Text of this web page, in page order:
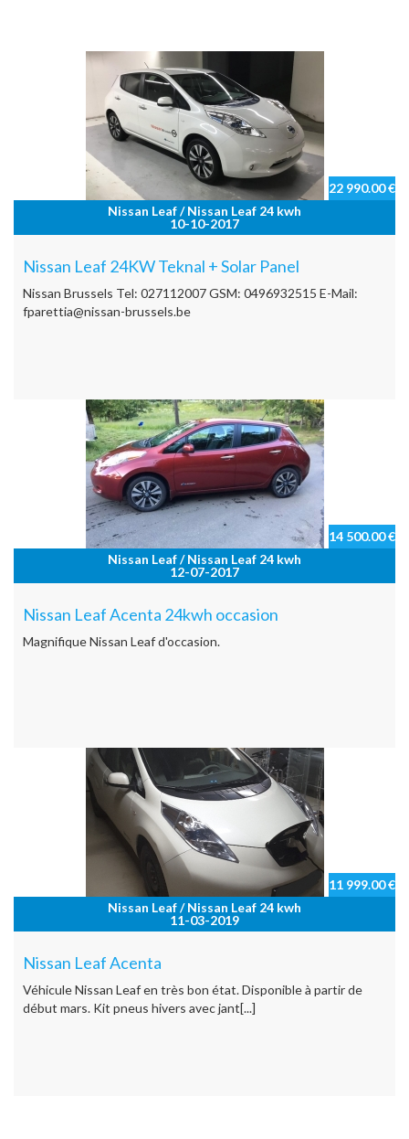
22 990.00 €
Nissan Leaf / Nissan Leaf 24 kwh
10-10-2017
Nissan Leaf 24KW Teknal + Solar Panel
Nissan Brussels Tel: 027112007 GSM: 0496932515 E-Mail:
fparettia@nissan-brussels.be
14 500.00 €
Nissan Leaf / Nissan Leaf 24 kwh
12-07-2017
Nissan Leaf Acenta 24kwh occasion
Magnifique Nissan Leaf d'occasion.
11 999.00 €
Nissan Leaf / Nissan Leaf 24 kwh
11-03-2019
Nissan Leaf Acenta
Véhicule Nissan Leaf en très bon état. Disponible à partir de
début mars. Kit pneus hivers avec jant[...]